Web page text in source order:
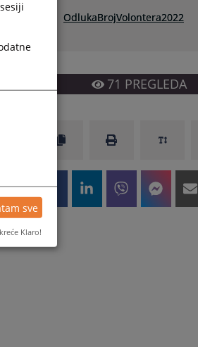
OdlukaBrojVolontera2022
71 PREGLEDA
sve
Klaro!